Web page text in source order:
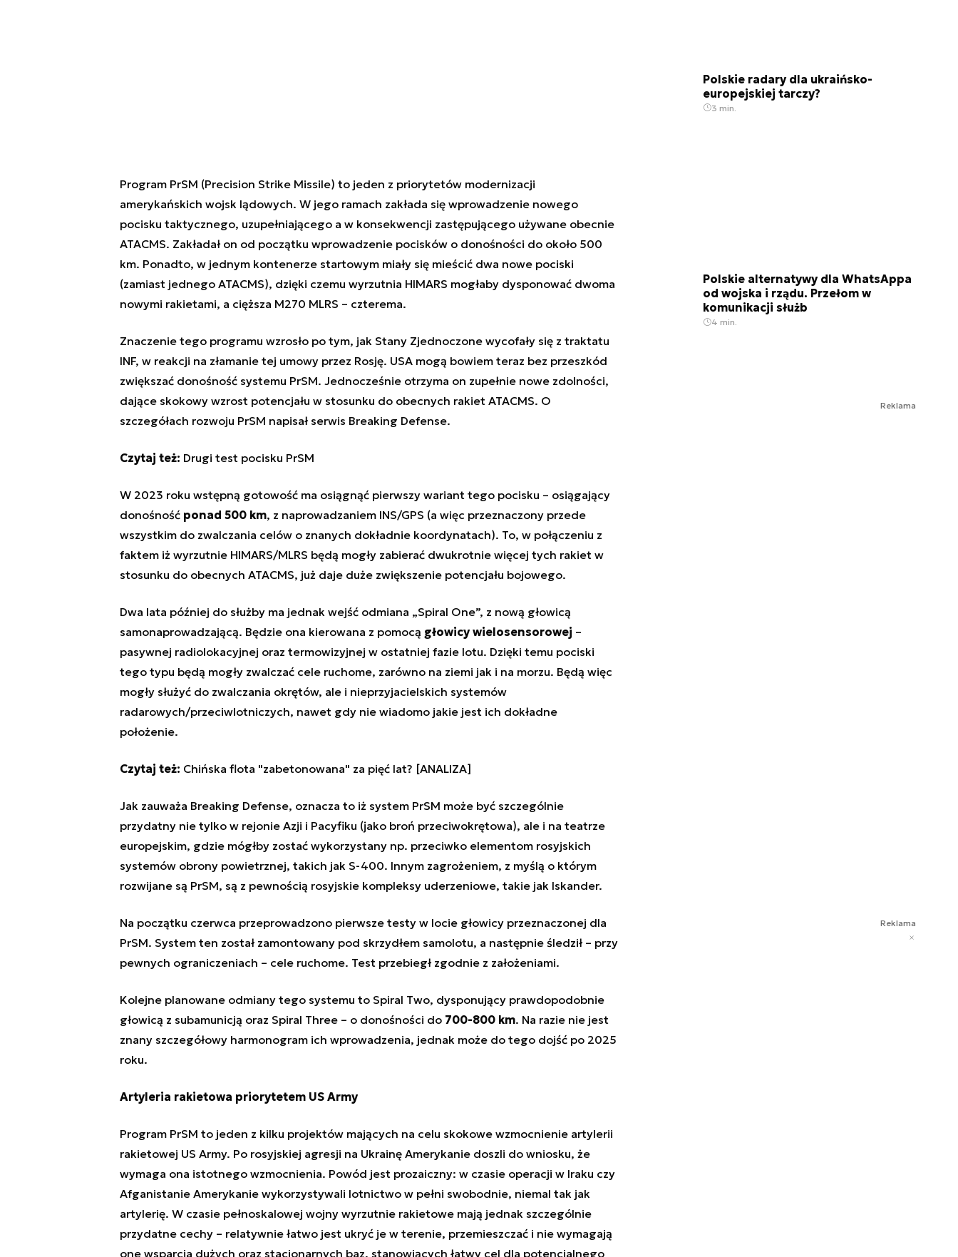
Program PrSM (Precision Strike Missile) to jeden z priorytetów modernizacji
amerykańskich wojsk lądowych. W jego ramach zakłada się wprowadzenie nowego
pocisku taktycznego, uzupełniającego a w konsekwencji zastępującego używane obecnie
ATACMS. Zakładał on od początku wprowadzenie pocisków o donośności do około 500
km. Ponadto, w jednym kontenerze startowym miały się mieścić dwa nowe pociski
(zamiast jednego ATACMS), dzięki czemu wyrzutnia HIMARS mogłaby dysponować dwoma
nowymi rakietami, a cięższa M270 MLRS – czterema.
Znaczenie tego programu wzrosło po tym, jak Stany Zjednoczone wycofały się z traktatu
INF, w reakcji na złamanie tej umowy przez Rosję. USA mogą bowiem teraz bez przeszkód
zwiększać donośność systemu PrSM. Jednocześnie otrzyma on zupełnie nowe zdolności,
dające skokowy wzrost potencjału w stosunku do obecnych rakiet ATACMS. O
szczegółach rozwoju PrSM napisał serwis Breaking Defense.
Czytaj też: Drugi test pocisku PrSM
W 2023 roku wstępną gotowość ma osiągnąć pierwszy wariant tego pocisku – osiągający
donośność ponad 500 km, z naprowadzaniem INS/GPS (a więc przeznaczony przede
wszystkim do zwalczania celów o znanych dokładnie koordynatach). To, w połączeniu z
faktem iż wyrzutnie HIMARS/MLRS będą mogły zabierać dwukrotnie więcej tych rakiet w
stosunku do obecnych ATACMS, już daje duże zwiększenie potencjału bojowego.
Dwa lata później do służby ma jednak wejść odmiana „Spiral One”, z nową głowicą
samonaprowadzającą. Będzie ona kierowana z pomocą głowicy wielosensorowej –
pasywnej radiolokacyjnej oraz termowizyjnej w ostatniej fazie lotu. Dzięki temu pociski
tego typu będą mogły zwalczać cele ruchome, zarówno na ziemi jak i na morzu. Będą więc
mogły służyć do zwalczania okrętów, ale i nieprzyjacielskich systemów
radarowych/przeciwlotniczych, nawet gdy nie wiadomo jakie jest ich dokładne
położenie.
Czytaj też: Chińska flota "zabetonowana" za pięć lat? [ANALIZA]
Jak zauważa Breaking Defense, oznacza to iż system PrSM może być szczególnie
przydatny nie tylko w rejonie Azji i Pacyfiku (jako broń przeciwokrętowa), ale i na teatrze
europejskim, gdzie mógłby zostać wykorzystany np. przeciwko elementom rosyjskich
systemów obrony powietrznej, takich jak S-400. Innym zagrożeniem, z myślą o którym
rozwijane są PrSM, są z pewnością rosyjskie kompleksy uderzeniowe, takie jak Iskander.
Na początku czerwca przeprowadzono pierwsze testy w locie głowicy przeznaczonej dla
PrSM. System ten został zamontowany pod skrzydłem samolotu, a następnie śledził – przy
pewnych ograniczeniach – cele ruchome. Test przebiegł zgodnie z założeniami.
Kolejne planowane odmiany tego systemu to Spiral Two, dysponujący prawdopodobnie
głowicą z subamunicją oraz Spiral Three – o donośności do 700-800 km. Na razie nie jest
znany szczegółowy harmonogram ich wprowadzenia, jednak może do tego dojść po 2025
roku.
Artyleria rakietowa priorytetem US Army
Program PrSM to jeden z kilku projektów mających na celu skokowe wzmocnienie artylerii
rakietowej US Army. Po rosyjskiej agresji na Ukrainę Amerykanie doszli do wniosku, że
wymaga ona istotnego wzmocnienia. Powód jest prozaiczny: w czasie operacji w Iraku czy
Afganistanie Amerykanie wykorzystywali lotnictwo w pełni swobodnie, niemal tak jak
artylerię. W czasie pełnoskalowej wojny wyrzutnie rakietowe mają jednak szczególnie
przydatne cechy – relatywnie łatwo jest ukryć je w terenie, przemieszczać i nie wymagają
one wsparcia dużych oraz stacjonarnych baz, stanowiących łatwy cel dla potencjalnego
Polskie radary dla ukraińsko-
europejskiej tarczy?
3 min.
Polskie alternatywy dla WhatsAppa
od wojska i rządu. Przełom w
komunikacji służb
4 min.
Reklama
Reklama